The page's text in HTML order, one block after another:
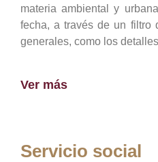
materia ambiental y
fecha, a través de un filtro
generales, como los
Ver más
Servicio social